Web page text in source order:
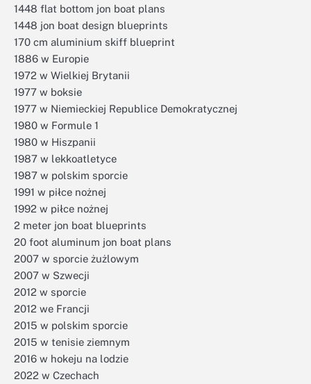
1448 flat bottom jon boat plans
1448 jon boat design blueprints
170 cm aluminium skiff blueprint
1886 w Europie
1972 w Wielkiej Brytanii
1977 w boksie
1977 w Niemieckiej Republice Demokratycznej
1980 w Formule 1
1980 w Hiszpanii
1987 w lekkoatletyce
1987 w polskim sporcie
1991 w piłce nożnej
1992 w piłce nożnej
2 meter jon boat blueprints
20 foot aluminum jon boat plans
2007 w sporcie żużlowym
2007 w Szwecji
2012 w sporcie
2012 we Francji
2015 w polskim sporcie
2015 w tenisie ziemnym
2016 w hokeju na lodzie
2022 w Czechach